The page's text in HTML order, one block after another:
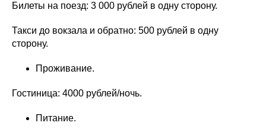
Билеты на поезд: 3 000 рублей в одну сторону.
Такси до вокзала и обратно: 500 рублей в одну
сторону.
Проживание.
Гостиница: 4000 рублей/ночь.
Питание.